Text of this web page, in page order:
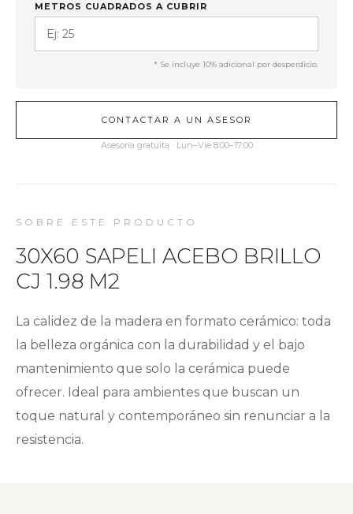
METROS CUADRADOS A CUBRIR
* Se incluye 10% adicional por desperdicio.
CONTACTAR A UN ASESOR
Asesoría gratuita · Lun–Vie 8:00–17:00
SOBRE ESTE PRODUCTO
30X60 SAPELI ACEBO BRILLO
CJ 1.98 M2
La calidez de la madera en formato cerámico: toda
la belleza orgánica con la durabilidad y el bajo
mantenimiento que solo la cerámica puede
ofrecer. Ideal para ambientes que buscan un
toque natural y contemporáneo sin renunciar a la
resistencia.